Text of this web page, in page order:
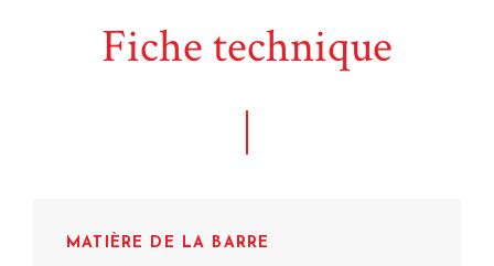
Fiche technique
MATIÈRE DE LA BARRE